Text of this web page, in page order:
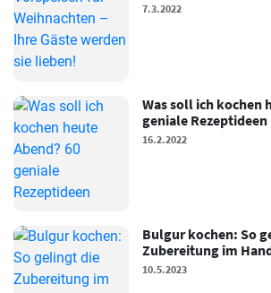
7.3.2022
Was soll ich kochen
geniale Rezeptideen
16.2.2022
Bulgur kochen: So
Zubereitung im
10.5.2023